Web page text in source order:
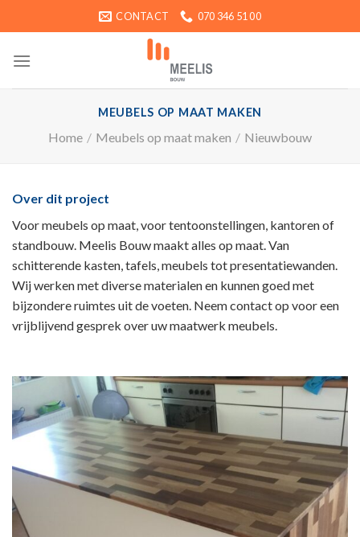
naar
CONTACT 070 346 51 00
MEUBELS OP MAAT MAKEN
Home / Meubels op maat maken / Nieuwbouw
Over dit project
Voor meubels op maat, voor tentoonstellingen, kantoren of
standbouw. Meelis Bouw maakt alles op maat. Van
schitterende kasten, tafels, meubels tot presentatiewanden.
Wij werken met diverse materialen en kunnen goed met
bijzondere ruimtes uit de voeten. Neem contact op voor een
vrijblijvend gesprek over uw maatwerk meubels.